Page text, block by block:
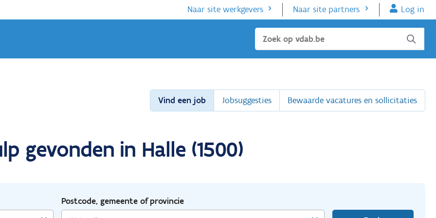
Naar site werkgevers Naar site partners Log in
Sluiten
Vind een job Jobsuggesties Bewaarde vacatures en sollicitaties
gevonden in Halle (1500)
Postcode, gemeente of provincie